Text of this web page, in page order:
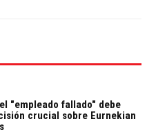
"empleado fallado" debe
crucial sobre Eurnekian